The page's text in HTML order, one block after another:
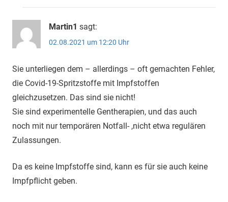
Martin1 sagt:
02.08.2021 um 12:20 Uhr
Sie unterliegen dem – allerdings – oft gemachten Fehler,
die Covid-19-Spritzstoffe mit Impfstoffen
gleichzusetzen. Das sind sie nicht!
Sie sind experimentelle Gentherapien, und das auch
noch mit nur temporären Notfall- ,nicht etwa regulären
Zulassungen.
Da es keine Impfstoffe sind, kann es für sie auch keine
Impfpflicht geben.